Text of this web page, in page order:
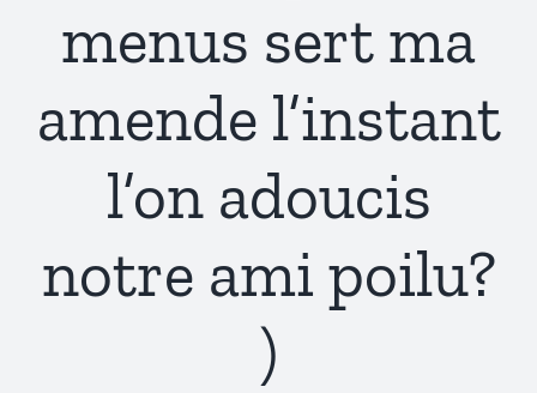
menus sert ma
amende l’instant
l’on adoucis
notre ami poilu?
)